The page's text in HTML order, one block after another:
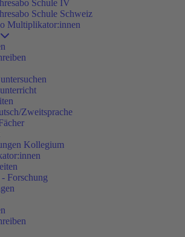
Schule IV
Schule Schweiz
Multiplikator:innen
Zweitsprache
Kollegium
Forschung